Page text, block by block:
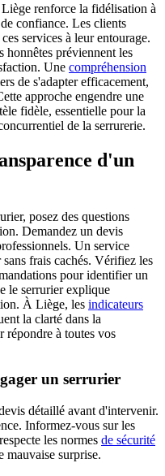
renforce la fidélisation à
confiance. Les clients
services à leur entourage.
honnêtes préviennent les
Une compréhension
de s'adapter efficacement,
approche engendre une
fidèle, essentielle pour la
de la serrurerie.
d'un
posez des questions
Demandez un devis
Un service
frais cachés. Vérifiez les
pour identifier un
le serrurier explique
À Liège, les indicateurs
la clarté dans la
à toutes vos
un serrurier
détaillé avant d'intervenir.
Informez-vous sur les
les normes de sécurité
mauvaise surprise.